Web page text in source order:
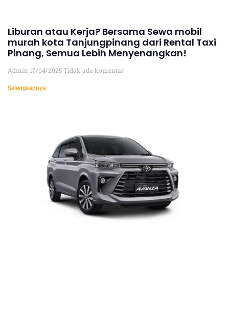
Liburan atau Kerja? Bersama Sewa mobil
murah kota Tanjungpinang dari Rental Taxi
Pinang, Semua Lebih Menyenangkan!
Admin 17/04/2025Tidak ada komentar
Selengkapnya